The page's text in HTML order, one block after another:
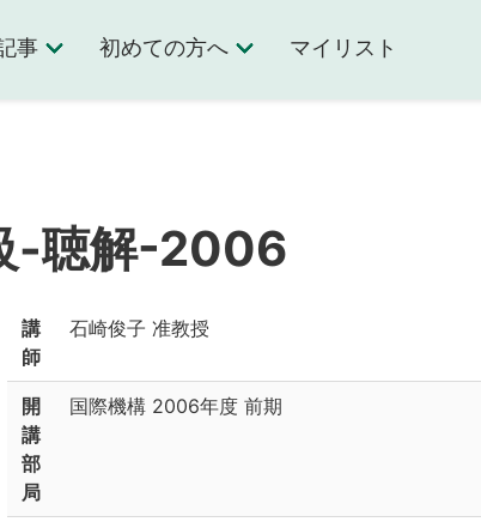
事 初めての方へ マイリスト
-聴解-2006
講
師
石崎俊子 准教授
開
講
部
局
国際機構 2006年度 前期